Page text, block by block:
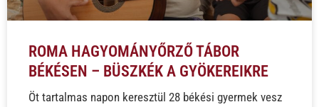
ROMA HAGYOMÁNYŐRZŐ TÁBOR
BÉKÉSEN – BÜSZKÉK A GYÖKEREIKRE
Öt tartalmas napon keresztül 28 békési gyermek vesz